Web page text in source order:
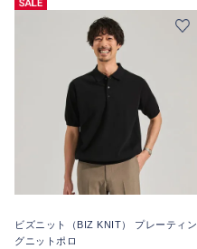
ビズニット（BIZ KNIT） プレーティン
グニットポロ